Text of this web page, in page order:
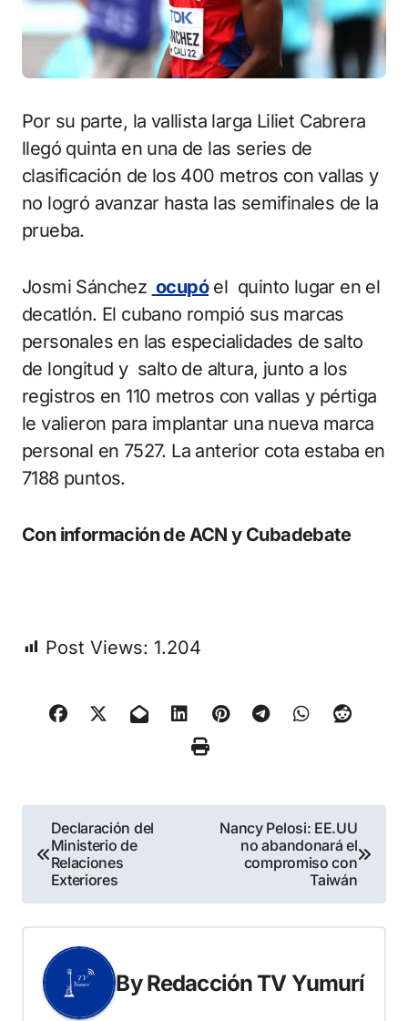
Por su parte, la vallista larga Liliet Cabrera
llegó quinta en una de las series de
clasificación de los 400 metros con vallas y
no logró avanzar hasta las semifinales de la
prueba.
Josmi Sánchez ocupóel quinto lugar en el
decatlón. El cubano rompió sus marcas
personales en las especialidades de salto
de longitud y salto de altura, junto a los
registros en 110 metros con vallas y pértiga
le valieron para implantar una nueva marca
personal en 7527. La anterior cota estaba en
7188 puntos.
Con información de ACN y Cubadebate
Post Views: 1.204
Navegación
de
entradas
Declaración del
Ministerio de
Relaciones
Exteriores
Nancy Pelosi: EE.UU
no abandonará el
compromiso con
Taiwán
ByRedacción TV Yumurí